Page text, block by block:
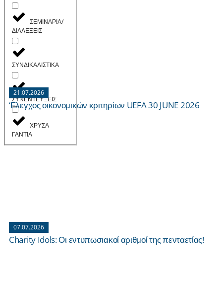
ΣΕΜΙΝΑΡΙΑ/
ΔΙΑΛΕΞΕΙΣ
ΣΥΝΔΙΚΑΛΙΣΤΙΚΑ
ΣΥΝΕΝΤΕΥΞΕΙΣ
ΧΡΥΣΑ
ΓΑΝΤΙΑ
21.07.2026
‘Ελεγχος οικονομικών κριτηρίων UEFA 30 JUNE 2026
07.07.2026
Charity Idols: Οι εντυπωσιακοί αριθμοί της πενταετίας!